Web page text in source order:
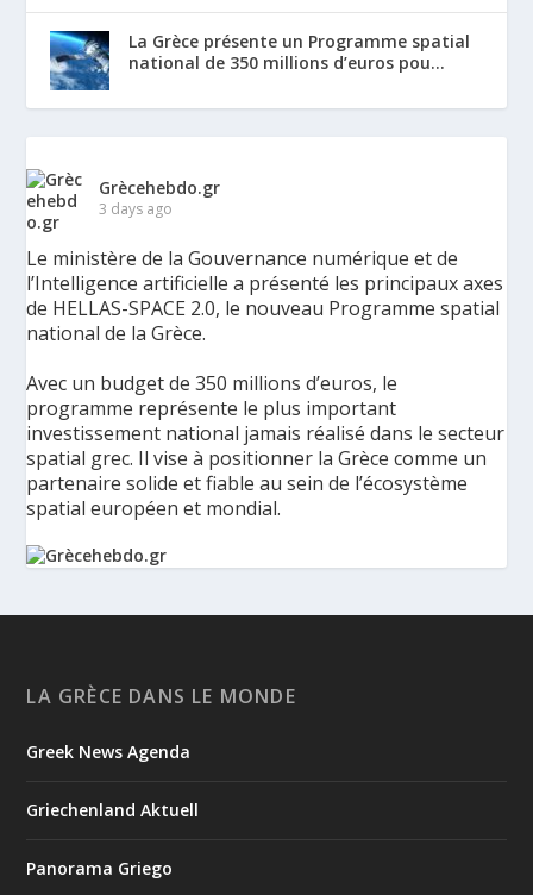
La Grèce présente un Programme spatial
national de 350 millions d’euros pou...
Grècehebdo.gr
3 days ago
Le ministère de la Gouvernance numérique et de
l’Intelligence artificielle a présenté les principaux axes
de HELLAS-SPACE 2.0, le nouveau Programme spatial
national de la Grèce.
Avec un budget de 350 millions d’euros, le
programme représente le plus important
investissement national jamais réalisé dans le secteur
spatial grec. Il vise à positionner la Grèce comme un
partenaire solide et fiable au sein de l’écosystème
spatial européen et mondial.
350 millions d’euros pour renforcer la sécurité,
l’Intelligence artificielle a présenté les principaux axes de
la Grèce, une initiative de 350 millions d’euros destinée à
LA GRÈCE DANS LE MONDE
Greek News Agenda
Griechenland Aktuell
Panorama Griego